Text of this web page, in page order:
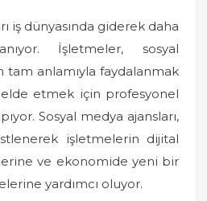
iş dünyasında giderek daha
İşletmeler, sosyal
tam anlamıyla faydalanmak
etmek için profesyonel
Sosyal medya ajansları,
işletmelerin dijital
ve ekonomide yeni bir
yardımcı oluyor.